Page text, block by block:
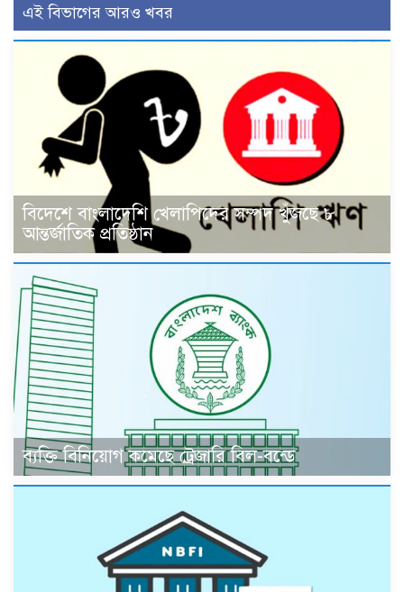
এই বিভাগের আরও খবর
বিদেশে বাংলাদেশি খেলাপিদের সম্পদ খুঁজছে ৮
আন্তর্জাতিক প্রতিষ্ঠান
ব্যক্তি বিনিয়োগ কমেছে ট্রেজারি বিল-বন্ডে